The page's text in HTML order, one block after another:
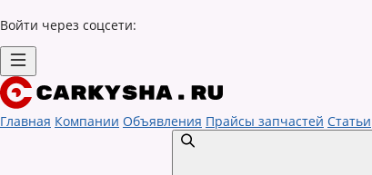
Войти через соцсети:
Главная Компании Объявления Прайсы запчастей Статьи